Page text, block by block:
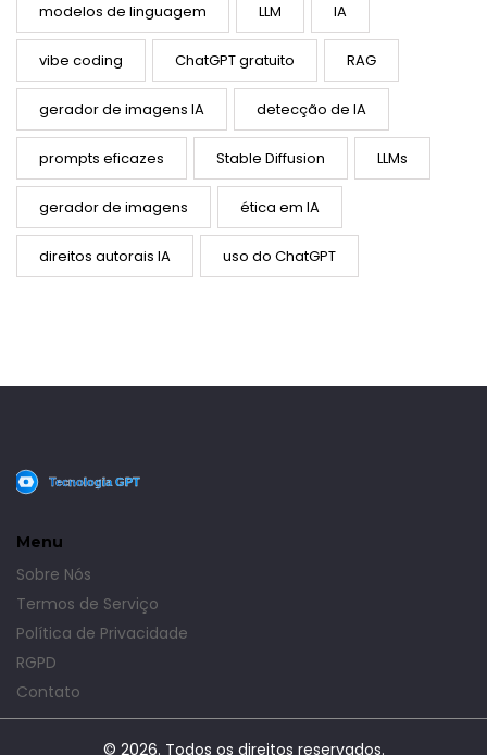
modelos de linguagem LLM IA
vibe coding ChatGPT gratuito RAG
gerador de imagens IA detecção de IA
prompts eficazes Stable Diffusion LLMs
gerador de imagens ética em IA
direitos autorais IA uso do ChatGPT
Menu
Sobre Nós
Termos de Serviço
Política de Privacidade
RGPD
Contato
© 2026. Todos os direitos reservados.